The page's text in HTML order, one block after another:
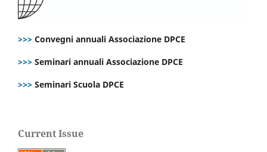
>>> Convegni annuali Associazione DPCE
>>> Seminari annuali Associazione DPCE
>>> Seminari Scuola DPCE
Current Issue